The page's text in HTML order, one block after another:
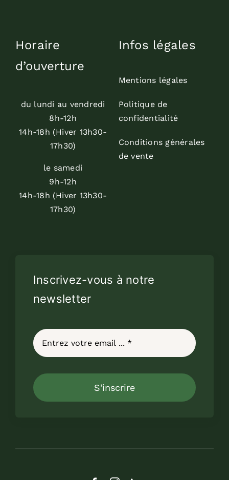
Horaire
d’ouverture
du lundi au vendredi
8h-12h
14h-18h (Hiver 13h30-
17h30)
le samedi
9h-12h
14h-18h (Hiver 13h30-
17h30)
Infos légales
Mentions légales
Politique de
confidentialité
Conditions générales
de vente
Inscrivez-vous à notre
newsletter
S'inscrire